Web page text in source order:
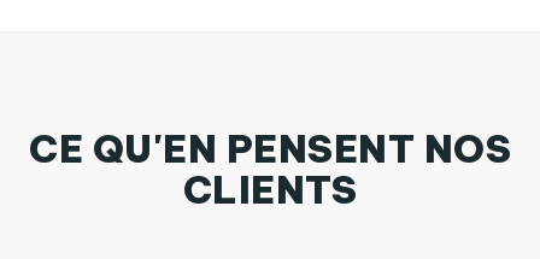
CE QU'EN PENSENT NOS
CLIENTS